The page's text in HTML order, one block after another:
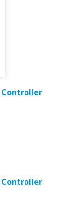
Controller
Controller